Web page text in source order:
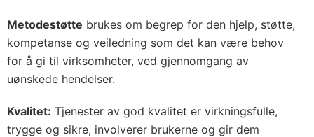
Metodestøtte brukes om begrep for den hjelp, støtte,
kompetanse og veiledning som det kan være behov
for å gi til virksomheter, ved gjennomgang av
uønskede hendelser.
Kvalitet: Tjenester av god kvalitet er virkningsfulle,
trygge og sikre, involverer brukerne og gir dem